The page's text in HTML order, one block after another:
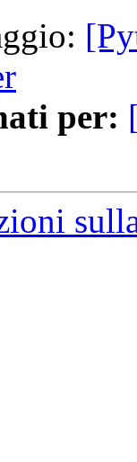
per: